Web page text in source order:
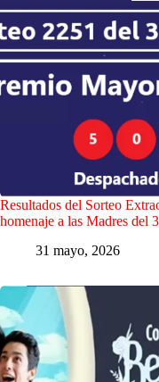
Resultados del Sorteo
homenaje a las Madres del
31 mayo, 2026